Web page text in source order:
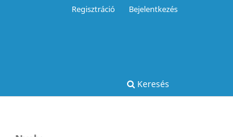
Keresés
Regisztráció Bejelentkezés